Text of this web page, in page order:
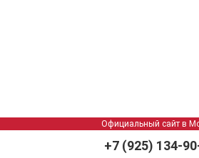
Официальный сайт в
+7 (925) 134-